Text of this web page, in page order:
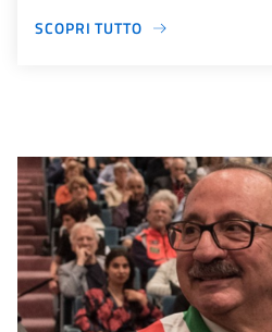
SCOPRI TUTTO